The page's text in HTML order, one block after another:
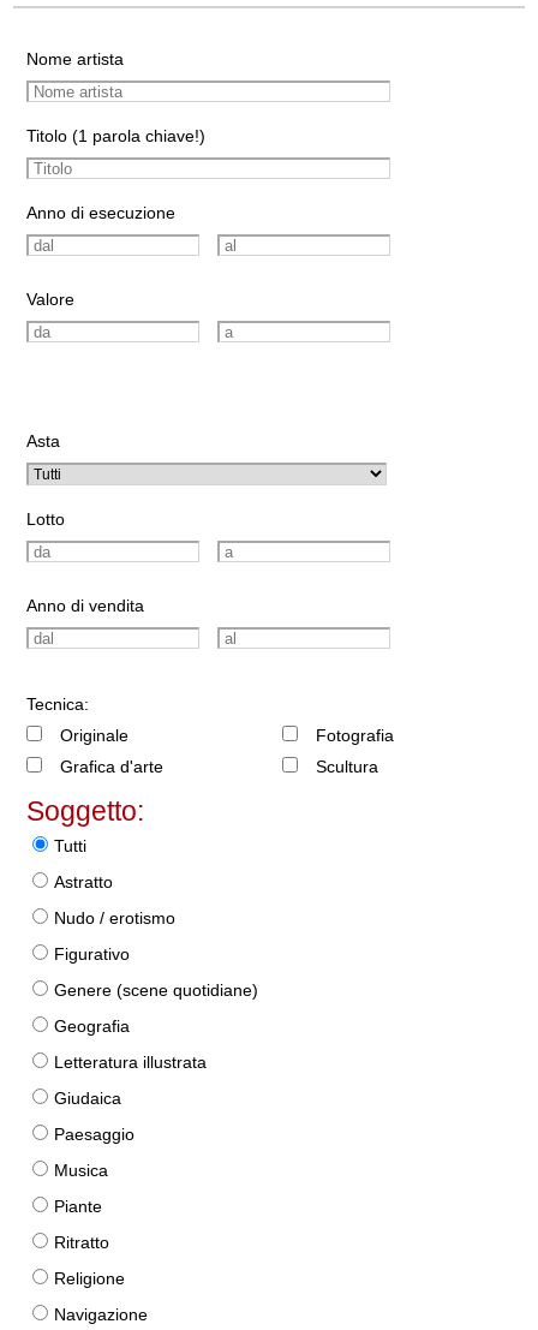
Nome artista
Titolo (1 parola chiave!)
Anno di esecuzione
Valore
Asta
Lotto
Anno di vendita
Tecnica:
Originale
Grafica d'arte
Fotografia
Scultura
Soggetto:
Tutti
Astratto
Nudo / erotismo
Figurativo
Genere (scene quotidiane)
Geografia
Letteratura illustrata
Giudaica
Paesaggio
Musica
Piante
Ritratto
Religione
Navigazione